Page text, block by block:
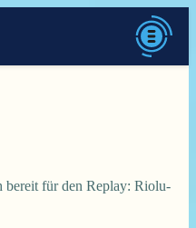
bereit für den Replay: Riolu-